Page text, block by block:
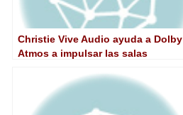
Christie Vive Audio ayuda a Dolby
Atmos a impulsar las salas
en México